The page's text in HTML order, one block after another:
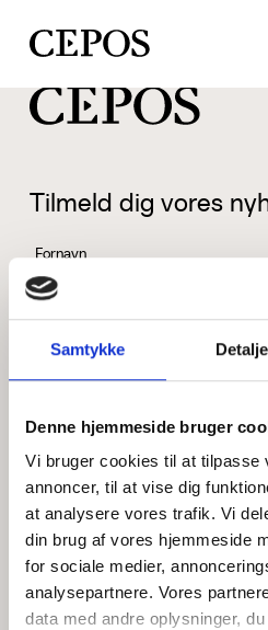
Samtykke
Denne hjemmeside bruger
Vi bruger cookies til at tilpasse
annoncer, til at vise dig
at analysere vores trafik. Vi
din brug af vores hjemmeside
for sociale medier,
analysepartnere. Vores
data med andre oplysninger,
CEPOS logo
Tilmeld dig vores
Fornavn
Efternavn
Jeg accepterer behandlingen af
henhold tilprivatlivspolitikken